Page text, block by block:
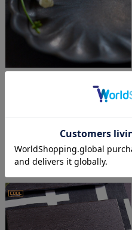
(税込 ¥8,800)